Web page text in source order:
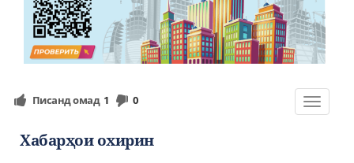
Toggle
Писанд омад 1 0
Хабарҳои охирин